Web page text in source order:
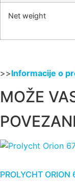
Net weight
>>Informacije o
MOŽE
PROLYCHT ORION